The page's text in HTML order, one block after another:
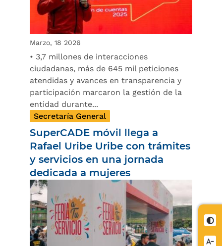
Marzo, 18 2026
• 3,7 millones de interacciones
ciudadanas, más de 645 mil peticiones
atendidas y avances en transparencia y
participación marcaron la gestión de la
entidad durante...
Secretaría General
SuperCADE móvil llega a
Rafael Uribe Uribe con trámites
y servicios en una jornada
dedicada a mujeres